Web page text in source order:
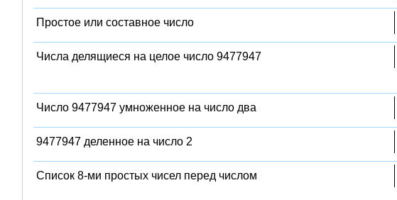
Простое или составное число
Числа делящиеся на целое число 9477947
Число 9477947 умноженное на число два
9477947 деленное на число 2
Список 8-ми простых чисел перед числом